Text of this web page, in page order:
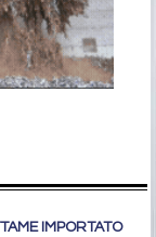
IMPORTATO